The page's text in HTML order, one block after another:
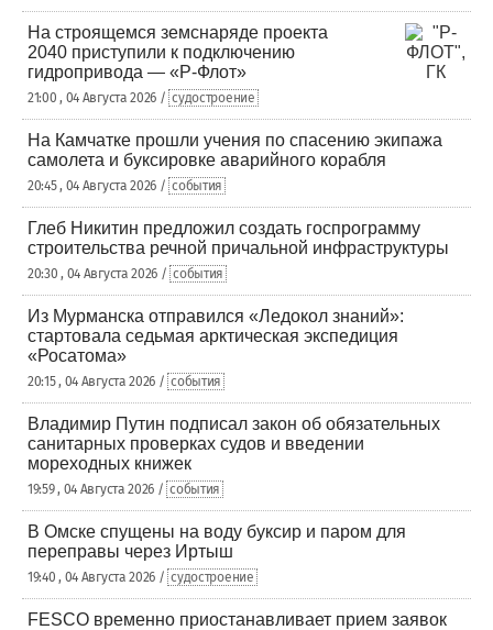
На строящемся земснаряде проекта
2040 приступили к подключению
гидропривода — «Р-Флот»
21:00 , 04 Августа 2026 / судостроение
На Камчатке прошли учения по спасению экипажа
самолета и буксировке аварийного корабля
20:45 , 04 Августа 2026 / события
Глеб Никитин предложил создать госпрограмму
строительства речной причальной инфраструктуры
20:30 , 04 Августа 2026 / события
Из Мурманска отправился «Ледокол знаний»:
стартовала седьмая арктическая экспедиция
«Росатома»
20:15 , 04 Августа 2026 / события
Владимир Путин подписал закон об обязательных
санитарных проверках судов и введении
мореходных книжек
19:59 , 04 Августа 2026 / события
В Омске спущены на воду буксир и паром для
переправы через Иртыш
19:40 , 04 Августа 2026 / судостроение
FESCO временно приостанавливает прием заявок